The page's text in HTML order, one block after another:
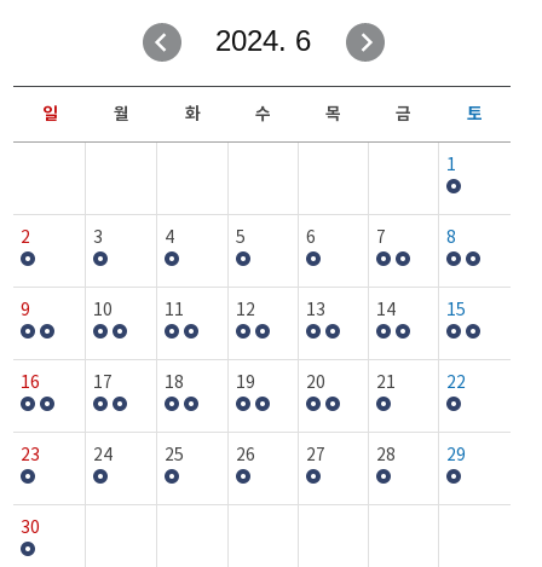
2024. 6
일 월 화 수 목 금 토
1
2 3 4 5 6 7 8
9 10 11 12 13 14 15
16 17 18 19 20 21 22
23 24 25 26 27 28 29
30